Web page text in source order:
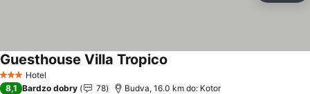
3 Kategoria
Hotel
Guesthouse Villa Tropico
8,1 Bardzo dobry 78 Budva, 16.0 km do: Kotor